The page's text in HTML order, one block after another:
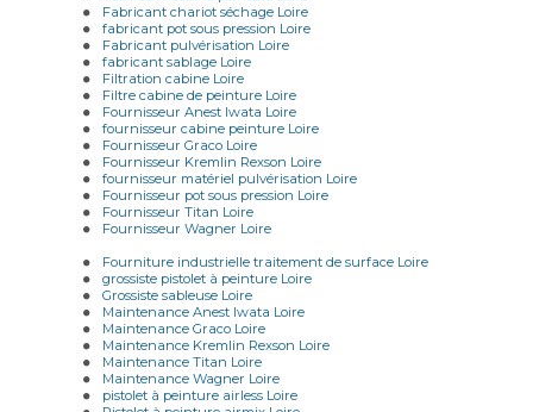
Fabricant chariot séchage Loire
fabricant pot sous pression Loire
Fabricant pulvérisation Loire
fabricant sablage Loire
Filtration cabine Loire
Filtre cabine de peinture Loire
Fournisseur Anest Iwata Loire
fournisseur cabine peinture Loire
Fournisseur Graco Loire
Fournisseur Kremlin Rexson Loire
fournisseur matériel pulvérisation Loire
Fournisseur pot sous pression Loire
Fournisseur Titan Loire
Fournisseur Wagner Loire
Fourniture industrielle traitement de surface Loire
grossiste pistolet à peinture Loire
Grossiste sableuse Loire
Maintenance Anest Iwata Loire
Maintenance Graco Loire
Maintenance Kremlin Rexson Loire
Maintenance Titan Loire
Maintenance Wagner Loire
pistolet à peinture airless Loire